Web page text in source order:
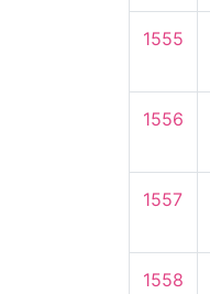
1555
1556
1557
1558